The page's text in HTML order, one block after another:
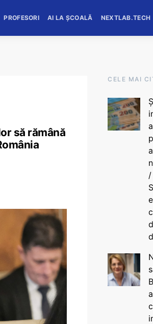
PROFESORI AI LA ȘCOALĂ NEXTLAB.TECH
să rămână
CELE MAI
/